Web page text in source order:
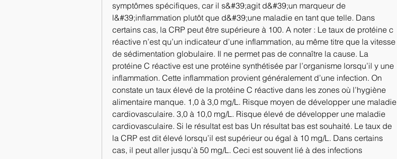
symptômes spécifiques, car il s&#39;agit d&#39;un marqueur de
l&#39;inflammation plutôt que d&#39;une maladie en tant que telle. Dans
certains cas, la CRP peut être supérieure à 100. A noter : Le taux de protéine c
réactive n’est qu’un indicateur d’une inflammation, au même titre que la vitesse
de sédimentation globulaire. Il ne permet pas de connaître la cause. La
protéine C réactive est une protéine synthétisée par l’organisme lorsqu’il y une
inflammation. Cette inflammation provient généralement d’une infection. On
constate un taux élevé de la protéine C réactive dans les zones où l’hygiène
alimentaire manque. 1,0 à 3,0 mg/L. Risque moyen de développer une maladie
cardiovasculaire. 3,0 à 10,0 mg/L. Risque élevé de développer une maladie
cardiovasculaire. Si le résultat est bas Un résultat bas est souhaité. Le taux de
la CRP est dit élevé lorsqu’il est supérieur ou égal à 10 mg/L. Dans certains
cas, il peut aller jusqu’à 50 mg/L. Ceci est souvent lié à des infections